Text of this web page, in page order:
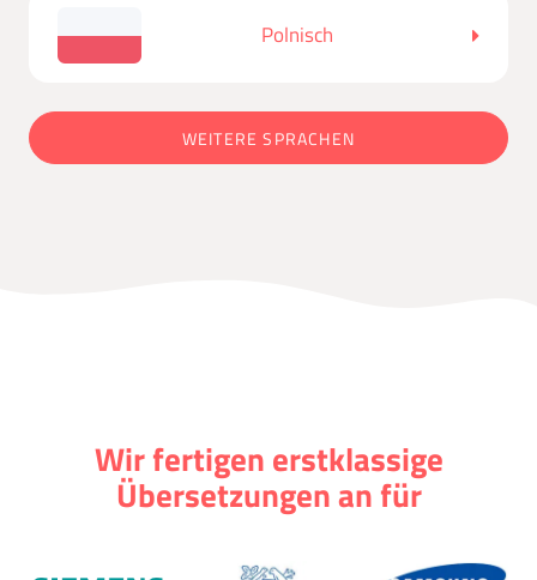
Polnisch
WEITERE SPRACHEN
Wir fertigen erstklassige
Übersetzungen an für